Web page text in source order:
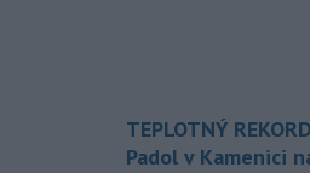
TEPLOTNÝ
Padol v Kamenici